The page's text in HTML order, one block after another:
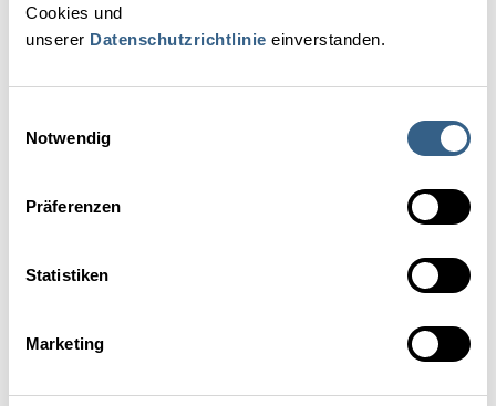
Cookies und
unserer Datenschutzrichtlinie einverstanden.
Notwendig
Präferenzen
Statistiken
Marketing
r.heilmann@originaleundpartner.at
www.originaleundpartner.at
Mag. Oliver Wolf